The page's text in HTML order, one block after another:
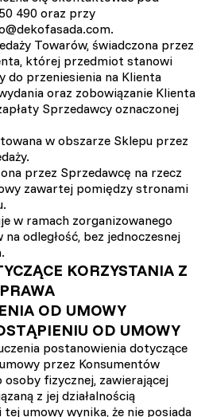
490 oraz przy
Towarów, świadczona przez
której przedmiot stanowi
do przeniesienia na Klienta
oraz zobowiązanie Klienta
Sprzedawcy oznaczonej
w obszarze Sklepu przez
przez Sprzedawcę na rzecz
zawartej pomiędzy stronami
w ramach zorganizowanego
odległość, bez jednoczesnej
KORZYSTANIA Z
PRAWA
OD UMOWY
OD UMOWY
postanowienia dotyczące
przez Konsumentów
fizycznej, zawierającej
z jej działalnością
umowy wynika, że nie posiada